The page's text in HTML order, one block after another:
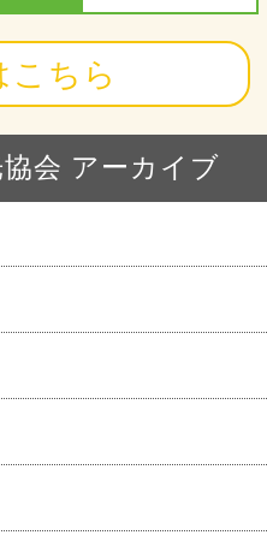
こちら
会 アーカイブ